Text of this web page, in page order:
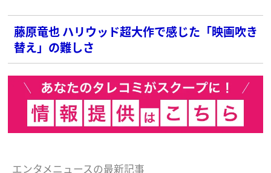
藤原竜也 ハリウッド超大作で感じた「映画吹き
替え」の難しさ
エンタメニュースの最新記事